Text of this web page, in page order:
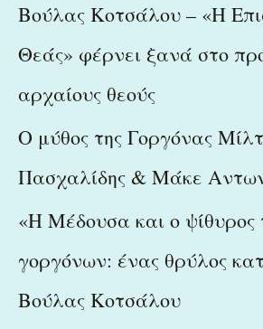
f
o
Βούλας Κοτσάλου – «Η
Θεάς» φέρνει ξανά στο
αρχαίους θεούς
Ο μύθος της Γοργόνας
Πασχαλίδης & Μάκε
«Η Μέδουσα και ο ψίθυρος
γοργόνων: ένας θρύλος
Βούλας Κοτσάλου